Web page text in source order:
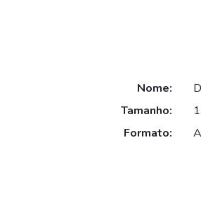
Nome:
Tamanho:
Formato: